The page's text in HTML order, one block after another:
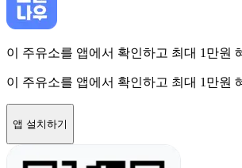
이 주유소를 앱에서 확인하고 최대 1만원
이 주유소를 앱에서 확인하고 최대 1만원
앱 설치하기